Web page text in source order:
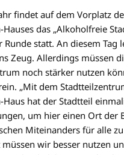
findet auf dem Vorplatz
Hauses das „Alkoholfreie
statt. An diesem Tag
Zeug. Allerdings müssen
noch stärker nutzen
„Mit dem
Haus hat der Stadtteil
um hier einen Ort der
Miteinanders für alle
wir besser nutzen